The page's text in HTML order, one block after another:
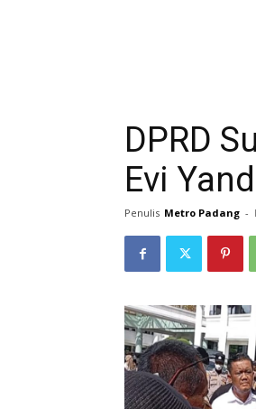
DPRD
Evi
Penulis Metro Padang -